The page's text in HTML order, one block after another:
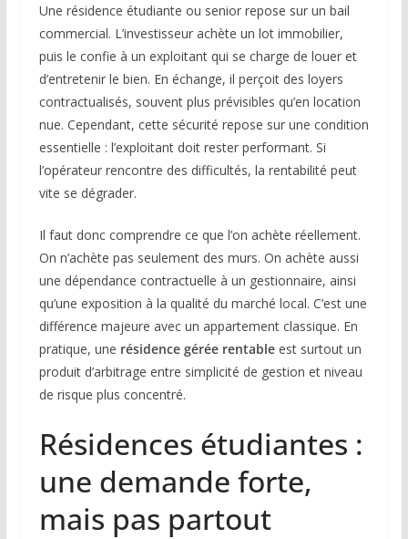
Une résidence étudiante ou senior repose sur un bail
commercial. L’investisseur achète un lot immobilier,
puis le confie à un exploitant qui se charge de louer et
d’entretenir le bien. En échange, il perçoit des loyers
contractualisés, souvent plus prévisibles qu’en location
nue. Cependant, cette sécurité repose sur une condition
essentielle : l’exploitant doit rester performant. Si
l’opérateur rencontre des difficultés, la rentabilité peut
vite se dégrader.
Il faut donc comprendre ce que l’on achète réellement.
On n’achète pas seulement des murs. On achète aussi
une dépendance contractuelle à un gestionnaire, ainsi
qu’une exposition à la qualité du marché local. C’est une
différence majeure avec un appartement classique. En
pratique, une résidence gérée rentableest surtout un
produit d’arbitrage entre simplicité de gestion et niveau
de risque plus concentré.
Résidences étudiantes :
une demande forte,
mais pas partout